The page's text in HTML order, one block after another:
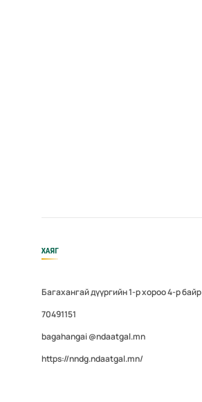
ХАЯГ
Багахангай дүүргийн 1-р хороо 4-р байр
70491151
bagahangai @ndaatgal.mn
https://nndg.ndaatgal.mn/